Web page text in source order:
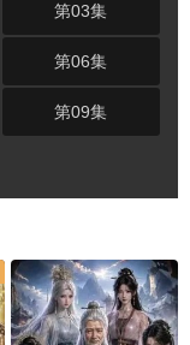
第03集
第06集
第09集